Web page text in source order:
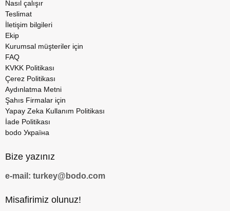
Nasıl çalışır
Teslimat
İletişim bilgileri
Ekip
Kurumsal müşteriler için
FAQ
KVKK Politikası
Çerez Politikası
Aydınlatma Metni
Şahıs Firmalar için
Yapay Zeka Kullanım Politikası
İade Politikası
bodo Україна
Bize yazınız
e-mail: turkey@bodo.com
Misafirimiz olunuz!